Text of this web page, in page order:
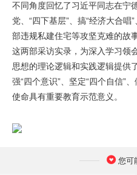
不同角度回忆了习近平同志在宁
党、“四下基层”、搞“经济大合唱
部违规私建住宅等攻坚克难的故事
这两部采访实录，为深入学习领
思想的理论逻辑和实践逻辑提供
强“四个意识”、坚定“四个自信”
使命具有重要教育示范意义。
您可